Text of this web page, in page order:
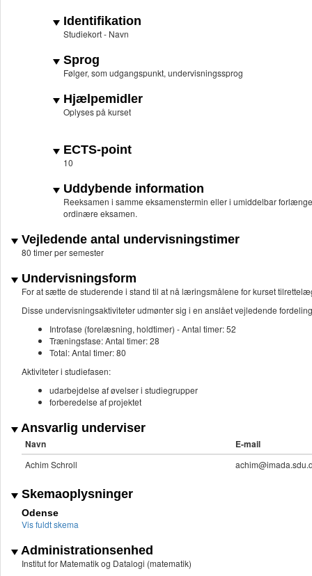
Identifikation
Studiekort - Navn
Sprog
Følger, som udgangspunkt, undervisningssprog
Hjælpemidler
Oplyses på kurset
ECTS-point
10
Uddybende information
Reeksamen i samme eksamenstermin eller i umiddelbar
ordinære eksamen.
Vejledende antal undervisningstimer
80 timer per semester
Undervisningsform
For at sætte de studerende i stand til at nå læringsmålene for kurset
Disse undervisningsaktiviteter udmønter sig i en anslået vejledende
Introfase (forelæsning, holdtimer) - Antal timer: 52
Træningsfase: Antal timer: 28
Total: Antal timer: 80
Aktiviteter i studiefasen:
udarbejdelse af øvelser i studiegrupper
forberedelse af projektet
Ansvarlig underviser
Navn E-mail
Achim Schroll
Skemaoplysninger
Odense
Vis fuldt skema
Administrationsenhed
Institut for Matematik og Datalogi (matematik)